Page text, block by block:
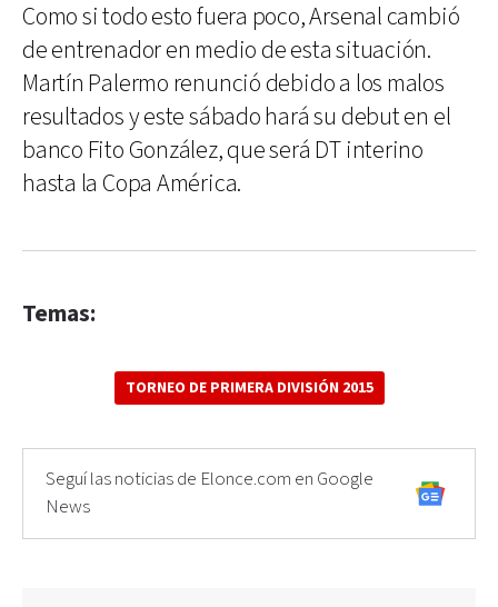
Como si todo esto fuera poco, Arsenal cambió
de entrenador en medio de esta situación.
Martín Palermo renunció debido a los malos
resultados y este sábado hará su debut en el
banco Fito González, que será DT interino
hasta la Copa América.
Temas:
TORNEO DE PRIMERA DIVISIÓN 2015
Seguí las noticias de Elonce.com en Google
News